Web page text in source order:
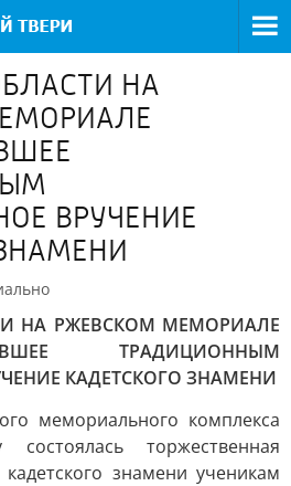
НА
ВРУЧЕНИЕ
НА РЖЕВСКОМ МЕМОРИАЛЕ
ТРАДИЦИОННЫМ
КАДЕТСКОГО ЗНАМЕНИ
мемориального комплекса
состоялась торжественная
знамени ученикам